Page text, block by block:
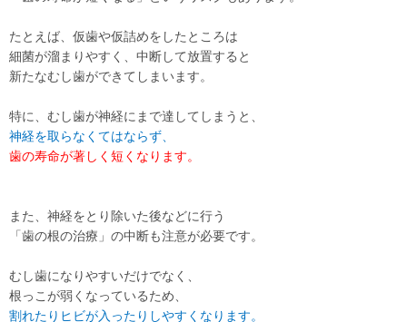
たとえば、仮歯や仮詰めをしたところは
細菌が溜まりやすく、中断して放置すると
新たなむし歯ができてしまいます。
特に、むし歯が神経にまで達してしまうと、
神経を取らなくてはならず、
歯の寿命が著しく短くなります。
また、神経をとり除いた後などに行う
「歯の根の治療」の中断も注意が必要です。
むし歯になりやすいだけでなく、
根っこが弱くなっているため、
割れたりヒビが入ったりしやすくなります。